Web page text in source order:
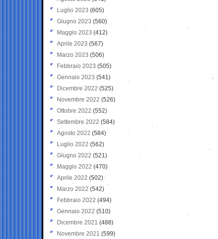
Luglio 2023 (605)
Giugno 2023 (560)
Maggio 2023 (412)
Aprile 2023 (567)
Marzo 2023 (506)
Febbraio 2023 (505)
Gennaio 2023 (541)
Dicembre 2022 (525)
Novembre 2022 (526)
Ottobre 2022 (552)
Settembre 2022 (584)
Agosto 2022 (584)
Luglio 2022 (562)
Giugno 2022 (521)
Maggio 2022 (470)
Aprile 2022 (502)
Marzo 2022 (542)
Febbraio 2022 (494)
Gennaio 2022 (510)
Dicembre 2021 (488)
Novembre 2021 (599)